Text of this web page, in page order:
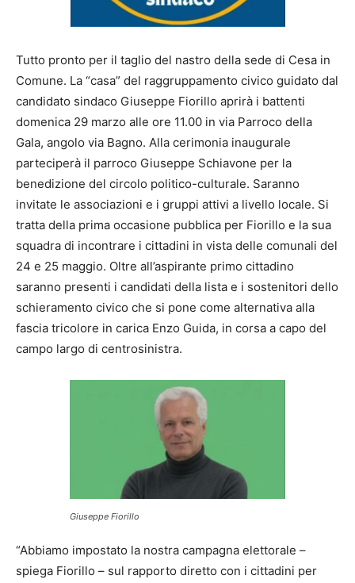
Tutto pronto per il taglio del nastro della sede di Cesa in
Comune. La “casa” del raggruppamento civico guidato dal
candidato sindaco Giuseppe Fiorillo aprirà i battenti
domenica 29 marzo alle ore 11.00 in via Parroco della
Gala, angolo via Bagno. Alla cerimonia inaugurale
parteciperà il parroco Giuseppe Schiavone per la
benedizione del circolo politico-culturale. Saranno
invitate le associazioni e i gruppi attivi a livello locale. Si
tratta della prima occasione pubblica per Fiorillo e la sua
squadra di incontrare i cittadini in vista delle comunali del
24 e 25 maggio. Oltre all’aspirante primo cittadino
saranno presenti i candidati della lista e i sostenitori dello
schieramento civico che si pone come alternativa alla
fascia tricolore in carica Enzo Guida, in corsa a capo del
campo largo di centrosinistra.
Giuseppe Fiorillo
“Abbiamo impostato la nostra campagna elettorale –
spiega Fiorillo – sul rapporto diretto con i cittadini per